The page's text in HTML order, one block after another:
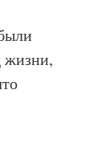
жизни,